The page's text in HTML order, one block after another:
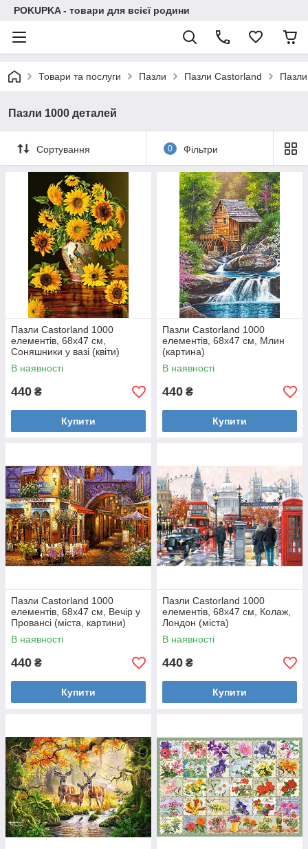
POKUPKA - товари для всієї родини
Товари та послуги Пазли Пазли Castorland
Пазли 1000 деталей
Сортування 0 Фільтри
Пазли Castorland 1000
елементів, 68х47 см,
Соняшники у вазі (квіти)
В наявності
440 ₴
Купити
Пазли Castorland 1000
елементів, 68х47 см, Млин
(картина)
В наявності
440 ₴
Купити
Пазли Castorland 1000
елементів, 68х47 см, Вечір у
Провансі (міста, картини)
В наявності
440 ₴
Купити
Пазли Castorland 1000
елементів, 68х47 см, Колаж,
Лондон (міста)
В наявності
440 ₴
Купити